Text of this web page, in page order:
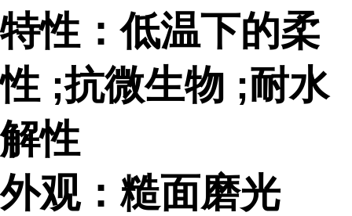
特性：低温下的柔
性 ;抗微生物 ;耐水
解性
外观：糙面磨光